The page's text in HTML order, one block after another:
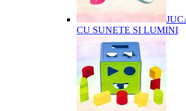
CU SUNETE SI LUMINI